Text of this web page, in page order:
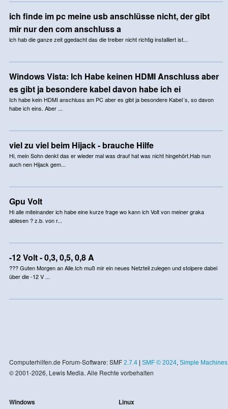
ich finde im pc meine usb anschlüsse nicht, der gibt
mir nur den com anschluss a
ich hab die ganze zeit ggedacht das die treiber nicht richtig installiert ist...
Windows Vista: Ich Habe keinen HDMI Anschluss aber
es gibt ja besondere kabel davon habe ich ei
Ich habe kein HDMI anschluss am PC aber es gibt ja besondere Kabel´s, so davon
habe ich eins. Aber ...
viel zu viel beim Hijack - brauche Hilfe
Hi, mein Sohn denkt das er wieder mal was drauf hat was nicht hingehört.Hab nun
auch nen Hijack gem...
Gpu Volt
Hi alle miteinander ich habe eine kurze frage wo kann ich Volt von meiner graka
ablesen ? z.b. von r...
-12 Volt - 0,3, 0,5, 0,8 A
??? Guten Morgen an Alle.Ich muß mir ein neues Netzteil zulegen und stolpere dabei
über die -12 V ...
Computerhilfen.de Forum-Software: SMF 2.7.4| SMF © 2024, Simple Machines
© 2001-2026, Lewis Media. Alle Rechte vorbehalten
Windows Linux